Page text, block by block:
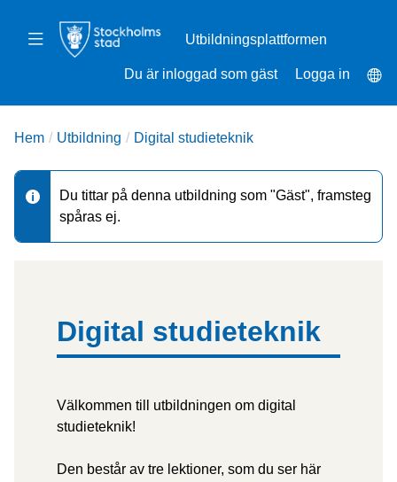
huvudinnehåll
Växla
navigeringDu är inloggad som gäst Logga in
Hem Utbildning Digital studieteknik
D
i
Du tittar på denna utbildning som "Gäst", framsteg
spåras ej.
Digital studieteknik
Välkommen till utbildningen om digital
studieteknik!
Den består av tre lektioner, som du ser här